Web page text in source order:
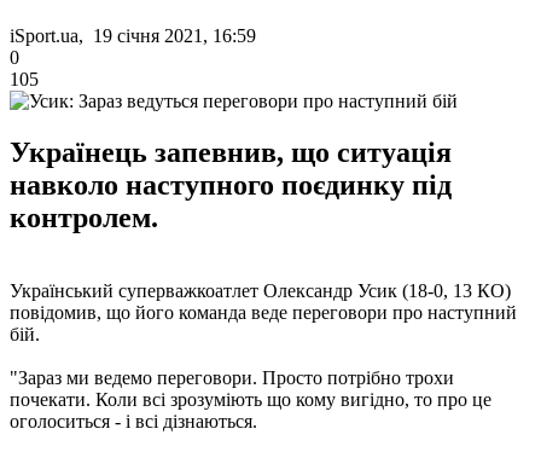
iSport.ua, 19 січня 2021, 16:59
0
105
Українець запевнив, що ситуація
навколо наступного поєдинку під
контролем.
Український суперважкоатлет Олександр Усик (18-0, 13 КО)
повідомив, що його команда веде переговори про наступний
бій.
"Зараз ми ведемо переговори. Просто потрібно трохи
почекати. Коли всі зрозуміють що кому вигідно, то про це
оголоситься - і всі дізнаються.